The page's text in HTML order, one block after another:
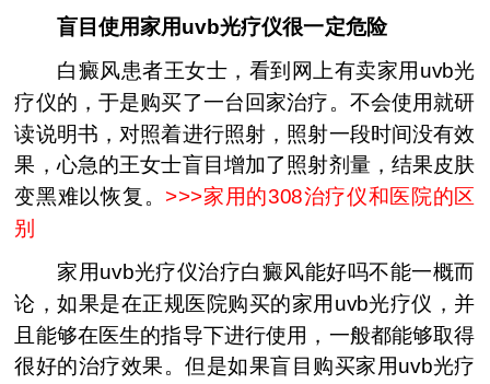
盲目使用家用uvb光疗仪很一定危险
白癜风患者王女士，看到网上有卖家用uvb光
疗仪的，于是购买了一台回家治疗。不会使用就研
读说明书，对照着进行照射，照射一段时间没有效
果，心急的王女士盲目增加了照射剂量，结果皮肤
变黑难以恢复。 >>>家用的308治疗仪和医院的区
别
家用uvb光疗仪治疗白癜风能好吗不能一概而
论，如果是在正规医院购买的家用uvb光疗仪，并
且能够在医生的指导下进行使用，一般都能够取得
很好的治疗效果。但是如果盲目购买家用uvb光疗